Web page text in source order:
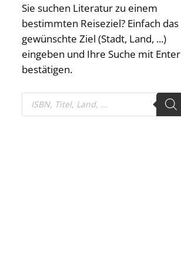
Sie suchen Literatur zu einem
bestimmten Reiseziel? Einfach das
gewünschte Ziel (Stadt, Land, ...)
eingeben und Ihre Suche mit Enter
bestätigen.
Products
search